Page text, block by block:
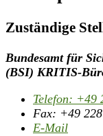
Zuständige
Bundesamt für
(BSI) KRITIS-
Telefon: +49
Fax: +49
E-Mail